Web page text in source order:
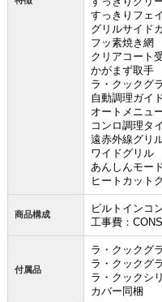
すっきりフェ
グリルサイド
フッ素焼き網
クリアコート
かがまず取手
ラ・クックグ
自動調理ガイ
オートメニュ
コンロ調理タ
遠赤外線グリ
ワイドグリル
あんしんモー
ヒートカット
商品構成
ビルトインコ
工事費：
付属品
ラ・クックグ
ラ・クックグ
ラ・クックシ
カバー同梱